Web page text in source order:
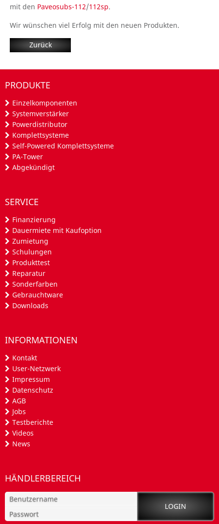
mit den Paveosubs-112/112sp.
Wir wünschen viel Erfolg mit den neuen Produkten.
Zurück
PRODUKTE
Einzelkomponenten
Systemverstärker
Powerdistributor
Komplettsysteme
Self-Powered Komplettsysteme
PA-Tower
Abgekündigt
SERVICE
Finanzierung
Dauermiete mit Kaufoption
Zumietung
Schulungen
Produkttest
Reparatur
Sonderfarben
Gebrauchtware
Downloads
INFORMATIONEN
Kontakt
User-Netzwerk
Impressum
Datenschutz
AGB
Jobs
Testberichte
Videos
News
HÄNDLERBEREICH